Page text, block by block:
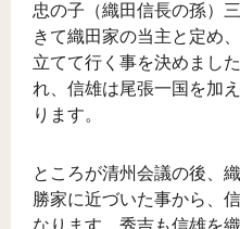
忠の子（織田信長の孫）
きて織田家の当主と定め
立てて行く事を決めまし
れ、信雄は尾張一国を加
ります。
ところが清州会議の後、
勝家に近づいた事から、